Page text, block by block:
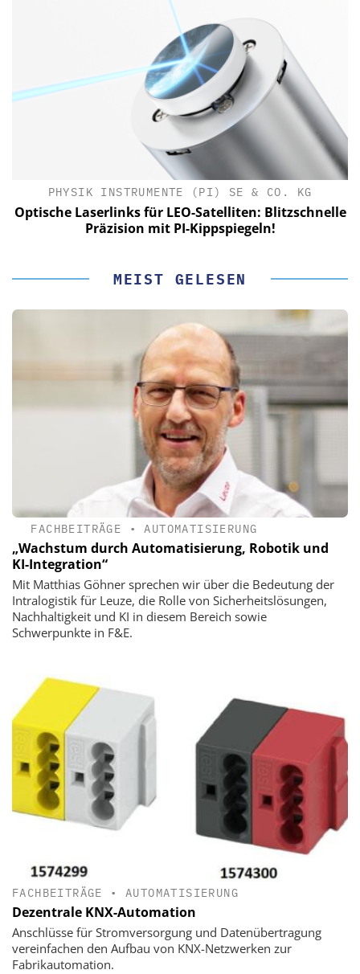
PHYSIK INSTRUMENTE (PI) SE & CO. KG
Optische Laserlinks für LEO-Satelliten: Blitzschnelle
Präzision mit PI-Kippspiegeln!
MEIST GELESEN
FACHBEITRÄGE • AUTOMATISIERUNG
„Wachstum durch ­Automatisierung, Robotik und
KI-Integration“
Mit Matthias Göhner sprechen wir über die Bedeutung der
Intralogistik für Leuze, die Rolle von Sicherheitslösungen,
Nachhaltigkeit und KI in diesem Bereich sowie
Schwerpunkte in F&E.
FACHBEITRÄGE •AUTOMATISIERUNG
Dezentrale KNX-Automation
Anschlüsse für Stromversorgung und Datenübertragung
vereinfachen den Aufbau von KNX-Netzwerken zur
Fabrikautomation.